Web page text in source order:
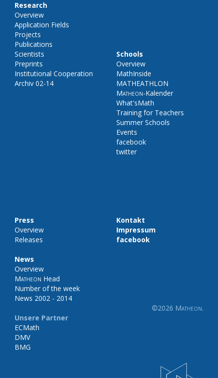
Research
Overview
Application Fields
Projects
Publications
Scientists
Preprints
Institutional Cooperation
Archiv 02-14
Schools
Overview
MathInside
MATHEATHLON
Matheon-Kalender
What'sMath
Training for Teachers
Summer Schools
Events
facebook
twitter
Press
Overview
Releases
News
Overview
Matheon Head
Number of the week
News 2002 - 2014
Unsere Partner
ECMath
DMV
BMG
Kontakt
Impressum
facebook
©2026 Matheon.